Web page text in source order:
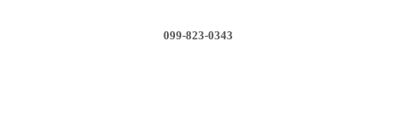
099-823-0343